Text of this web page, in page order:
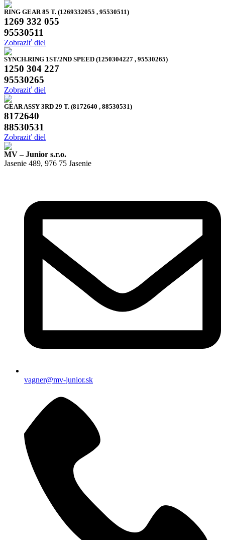
RING GEAR 85 T. (1269332055 , 95530511)
1269 332 055
95530511
Zobraziť diel
SYNCH.RING 1ST/2ND SPEED (1250304227 , 95530265)
1250 304 227
95530265
Zobraziť diel
GEAR ASSY 3RD 29 T. (8172640 , 88530531)
8172640
88530531
Zobraziť diel
MV – Junior s.r.o.
Jasenie 489, 976 75 Jasenie
vagner@mv-junior.sk